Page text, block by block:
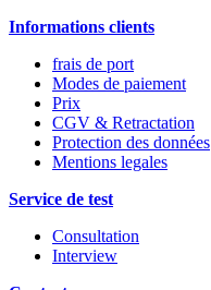
Informations clients
frais de port
Modes de paiement
Prix
CGV & Retractation
Protection des données
Mentions legales
Service de test
Consultation
Interview